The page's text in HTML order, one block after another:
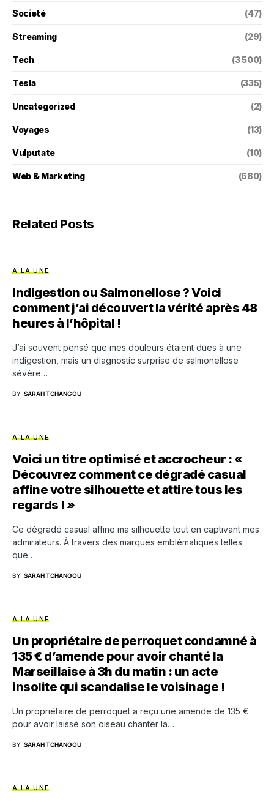
Societé (47)
Streaming (29)
Tech (3 500)
Tesla (335)
Uncategorized (2)
Voyages (13)
Vulputate (10)
Web & Marketing (680)
Related Posts
A LA UNE
Indigestion ou Salmonellose ? Voici
comment j’ai découvert la vérité après 48
heures à l’hôpital !
J’ai souvent pensé que mes douleurs étaient dues à une
indigestion, mais un diagnostic surprise de salmonellose
sévère…
BY SARAH TCHANGOU
A LA UNE
Voici un titre optimisé et accrocheur : «
Découvrez comment ce dégradé casual
affine votre silhouette et attire tous les
regards ! »
Ce dégradé casual affine ma silhouette tout en captivant mes
admirateurs. À travers des marques emblématiques telles
que…
BY SARAH TCHANGOU
A LA UNE
Un propriétaire de perroquet condamné à
135 € d’amende pour avoir chanté la
Marseillaise à 3h du matin : un acte
insolite qui scandalise le voisinage !
Un propriétaire de perroquet a reçu une amende de 135 €
pour avoir laissé son oiseau chanter la…
BY SARAH TCHANGOU
A LA UNE